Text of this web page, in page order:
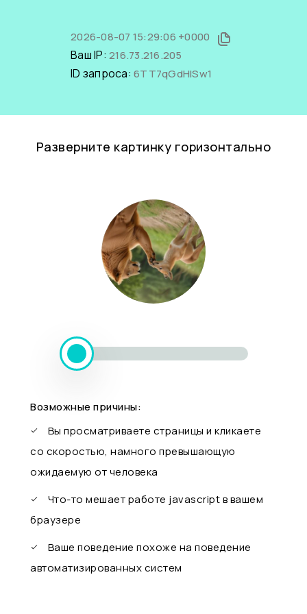
2026-08-07 15:29:06 +0000
Ваш IP: 216.73.216.205
ID запроса: 6TT7qGdHISw1
Разверните картинку горизонтально
Возможные причины:
Вы просматриваете страницы и кликаете
со скоростью, намного превышающую
ожидаемую от человека
Что-то мешает работе javascript в вашем
браузере
Ваше поведение похоже на поведение
автоматизированных систем